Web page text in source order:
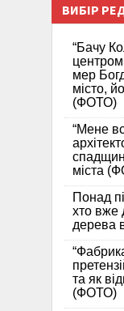
ВИБІР
“Бачу
мер
місто,
(ФОТО)
“Мене
міста
Понад
хто вже
дерева
та як
(ФОТО)